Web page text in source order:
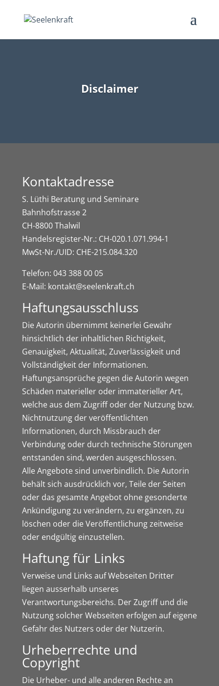
Disclaimer
Kontaktadresse
S. Lüthi Beratung und Seminare
Bahnhofstrasse 2
CH-8800 Thalwil
Handelsregister-Nr.: CH-020.1.071.994-1
MwSt-Nr./UID: CHE-215.084.320
Telefon: 043 388 00 05
E-Mail: kontakt@seelenkraft.ch
Haftungsausschluss
Die Autorin übernimmt keinerlei Gewähr
hinsichtlich der inhaltlichen Richtigkeit,
Genauigkeit, Aktualität, Zuverlässigkeit und
Vollständigkeit der Informationen.
Haftungsansprüche gegen die Autorin wegen
Schäden materieller oder immaterieller Art,
welche aus dem Zugriff oder der Nutzung bzw.
Nichtnutzung der veröffentlichten
Informationen, durch Missbrauch der
Verbindung oder durch technische Störungen
entstanden sind, werden ausgeschlossen.
Alle Angebote sind unverbindlich. Die Autorin
behält sich ausdrücklich vor, Teile der Seiten
oder das gesamte Angebot ohne gesonderte
Ankündigung zu verändern, zu ergänzen, zu
löschen oder die Veröffentlichung zeitweise
oder endgültig einzustellen.
Haftung für Links
Verweise und Links auf Webseiten Dritter
liegen ausserhalb unseres
Verantwortungsbereichs. Der Zugriff und die
Nutzung solcher Webseiten erfolgen auf eigene
Gefahr des Nutzers oder der Nutzerin.
Urheberrechte und
Copyright
Die Urheber- und alle anderen Rechte an